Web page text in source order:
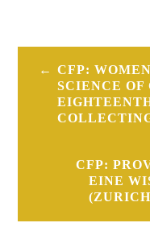
Post
navigation
CFP:
SCIENCE
CFP:
EINE